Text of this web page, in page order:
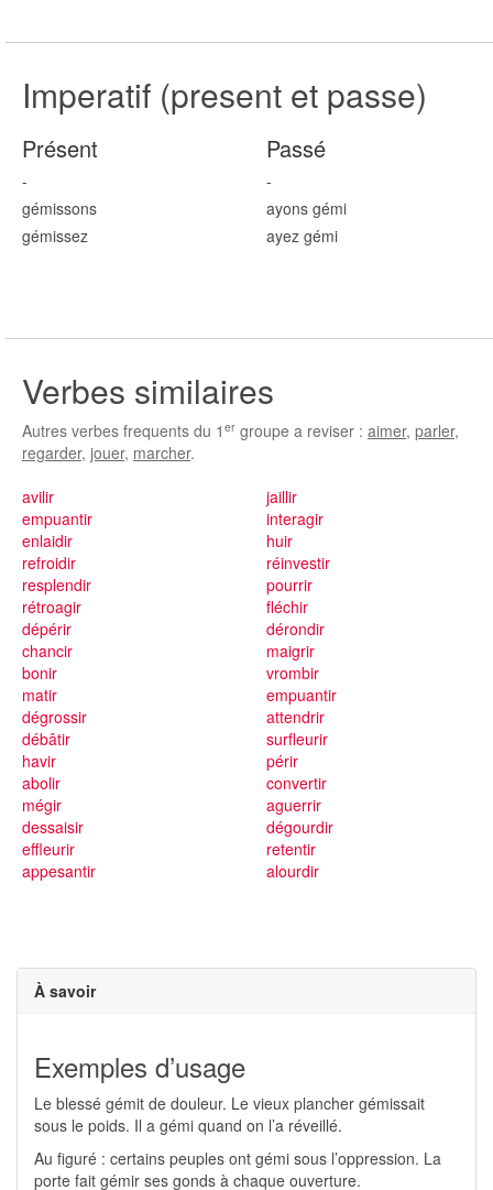
Imperatif (present et passe)
Présent
-
gémissons
gémissez
Passé
-
ayons gémi
ayez gémi
Verbes similaires
Autres verbes frequents du 1 er groupe a reviser : aimer, parler,
regarder, jouer, marcher.
avilir
empuantir
enlaidir
refroidir
resplendir
rétroagir
dépérir
chancir
bonir
jaillir
interagir
huir
réinvestir
pourrir
fléchir
dérondir
maigrir
vrombir
matir
dégrossir
débâtir
havir
abolir
mégir
dessaisir
effleurir
appesantir
empuantir
attendrir
surfleurir
périr
convertir
aguerrir
dégourdir
retentir
alourdir
À savoir
Exemples d’usage
Le blessé gémit de douleur. Le vieux plancher gémissait
sous le poids. Il a gémi quand on l’a réveillé.
Au figuré : certains peuples ont gémi sous l’oppression. La
porte fait gémir ses gonds à chaque ouverture.